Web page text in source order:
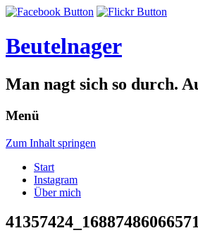
Beutelnager
Man nagt sich so durch.
Menü
Zum Inhalt springen
Start
Instagram
Über mich